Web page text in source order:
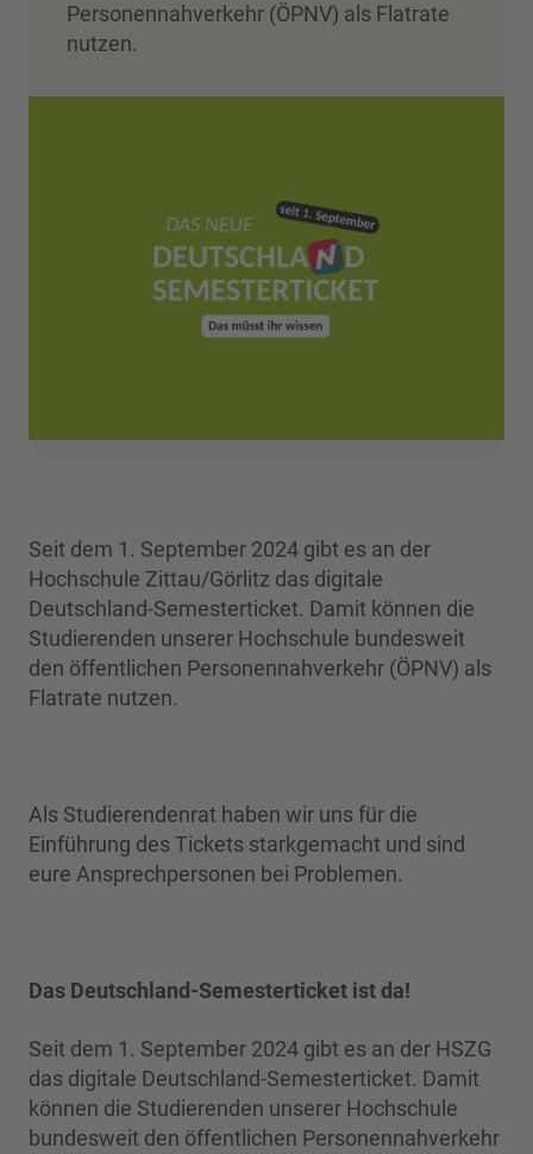
Personennahverkehr (ÖPNV) als Flatrate
nutzen.
Seit dem 1. September 2024 gibt es an der
Hochschule Zittau/Görlitz das digitale
Deutschland-Semesterticket. Damit können die
Studierenden unserer Hochschule bundesweit
den öffentlichen Personennahverkehr (ÖPNV) als
Flatrate nutzen.
Als Studierendenrat haben wir uns für die
Einführung des Tickets starkgemacht und sind
eure Ansprechpersonen bei Problemen.
Das Deutschland-Semesterticket ist da!
Seit dem 1. September 2024 gibt es an der HSZG
das digitale Deutschland-Semesterticket. Damit
können die Studierenden unserer Hochschule
bundesweit den öffentlichen Personennahverkehr